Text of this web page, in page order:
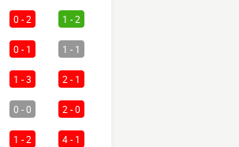
0 - 2 1 - 2
0 - 1 1 - 1
1 - 3 2 - 1
0 - 0 2 - 0
1 - 2 4 - 1